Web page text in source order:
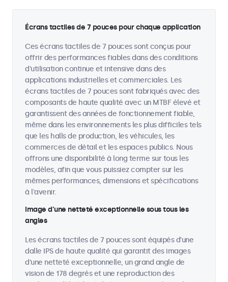
Écrans tactiles de 7 pouces pour chaque application
Ces écrans tactiles de 7 pouces sont conçus pour
offrir des performances fiables dans des conditions
d'utilisation continue et intensive dans des
applications industrielles et commerciales. Les
écrans tactiles de 7 pouces sont fabriqués avec des
composants de haute qualité avec un MTBF élevé et
garantissent des années de fonctionnement fiable,
même dans les environnements les plus difficiles tels
que les halls de production, les véhicules, les
commerces de détail et les espaces publics. Nous
offrons une disponibilité à long terme sur tous les
modèles, afin que vous puissiez compter sur les
mêmes performances, dimensions et spécifications
à l'avenir.
Image d'une netteté exceptionnelle sous tous les
angles
Les écrans tactiles de 7 pouces sont équipés d'une
dalle IPS de haute qualité qui garantit des images
d'une netteté exceptionnelle, un grand angle de
vision de 178 degrés et une reproduction des